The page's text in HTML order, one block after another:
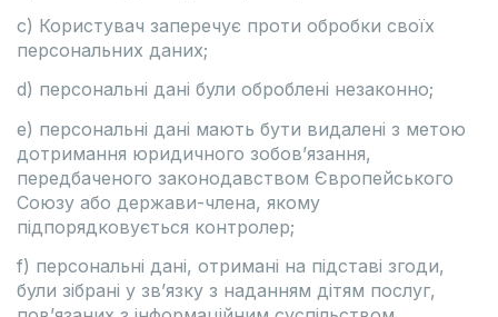
c) Користувач заперечує проти обробки своїх
персональних даних;
d) персональні дані були оброблені незаконно;
e) персональні дані мають бути видалені з метою
дотримання юридичного зобов’язання,
передбаченого законодавством Європейського
Союзу або держави-члена, якому
підпорядковується контролер;
f) персональні дані, отримані на підставі згоди,
були зібрані у зв’язку з наданням дітям послуг,